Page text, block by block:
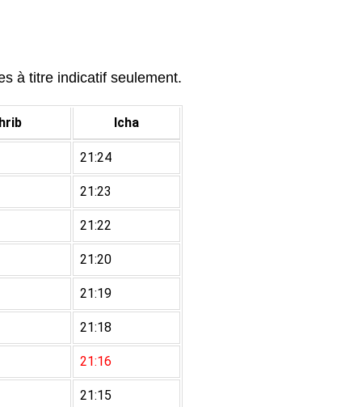
à titre indicatif seulement.
Icha
21:24
21:23
21:22
21:20
21:19
21:18
21:16
21:15